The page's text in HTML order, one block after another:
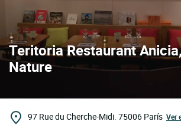
Teritoria Restaurant
Nature
97 Rue du Cherche-Midi. 75006 París Ver